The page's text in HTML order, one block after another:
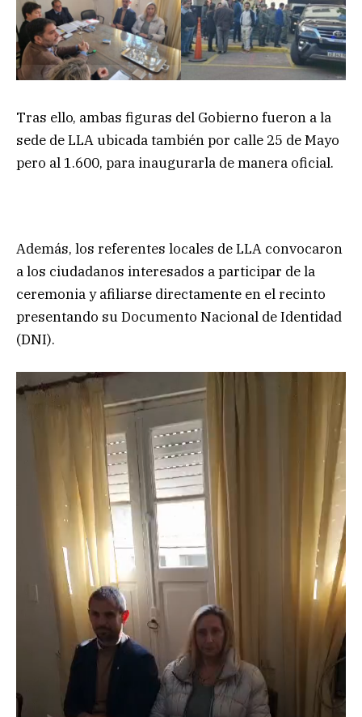
Tras ello, ambas figuras del Gobierno fueron a la
sede de LLA ubicada también por calle 25 de Mayo
pero al 1.600, para inaugurarla de manera oficial.
Además, los referentes locales de LLA convocaron
a los ciudadanos interesados a participar de la
ceremonia y afiliarse directamente en el recinto
presentando su Documento Nacional de Identidad
(DNI).